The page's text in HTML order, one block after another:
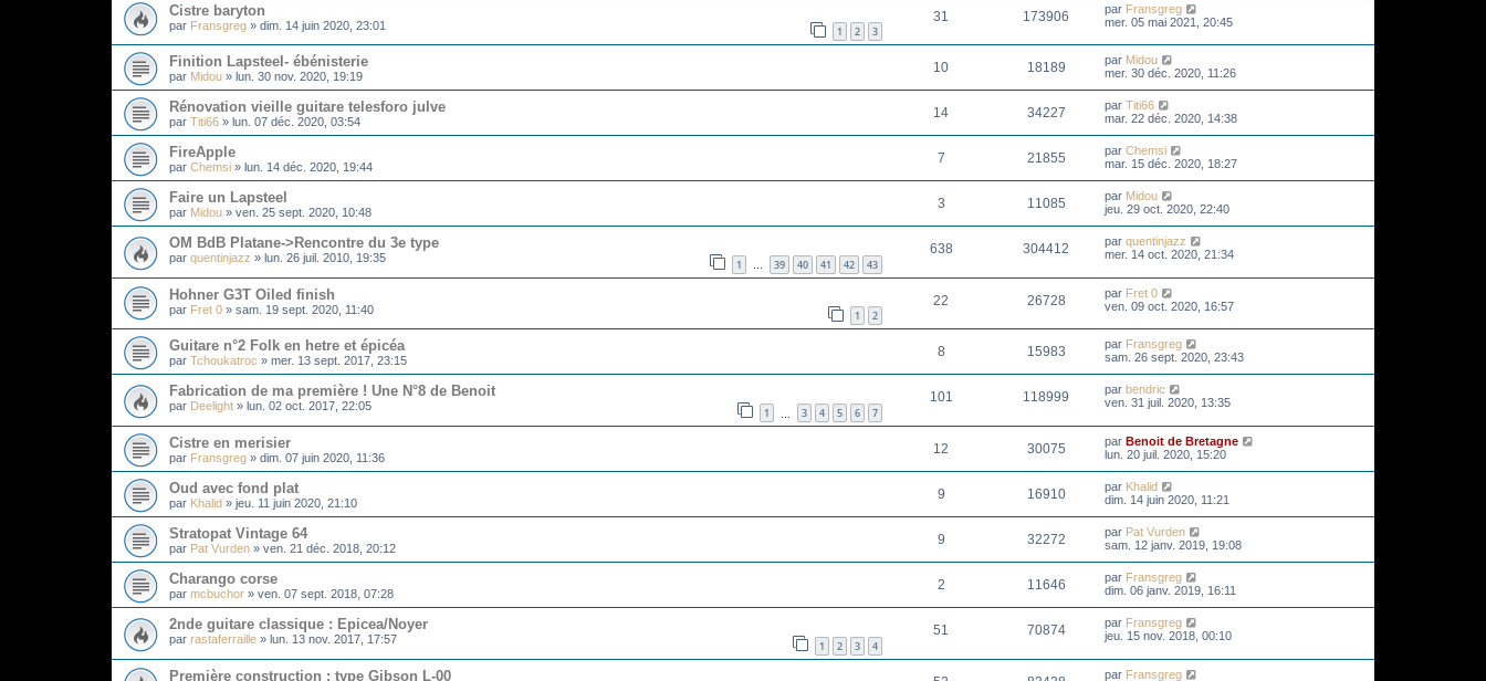
Cistre baryton
par Fransgreg » dim. 14 juin 2020, 23:01 1 2 3
31 173906 par Fransgreg
mer. 05 mai 2021, 20:45
Finition Lapsteel- ébénisterie
par Midou » lun. 30 nov. 2020, 19:19
10 18189 par Midou
mer. 30 déc. 2020, 11:26
Rénovation vieille guitare telesforo julve
par Titi66 » lun. 07 déc. 2020, 03:54
14 34227 par Titi66
mar. 22 déc. 2020, 14:38
FireApple
par Chemsi » lun. 14 déc. 2020, 19:44
7 21855 par Chemsi
mar. 15 déc. 2020, 18:27
Faire un Lapsteel
par Midou » ven. 25 sept. 2020, 10:48
3 11085 par Midou
jeu. 29 oct. 2020, 22:40
OM BdB Platane->Rencontre du 3e type
par quentinjazz » lun. 26 juil. 2010, 19:35 1 … 39 40 41 42 43
638 304412 par quentinjazz
mer. 14 oct. 2020, 21:34
Hohner G3T Oiled finish
par Fret 0 » sam. 19 sept. 2020, 11:40 1 2
22 26728 par Fret 0
ven. 09 oct. 2020, 16:57
Guitare n°2 Folk en hetre et épicéa
par Tchoukatroc » mer. 13 sept. 2017, 23:15
8 15983 par Fransgreg
sam. 26 sept. 2020, 23:43
Fabrication de ma première ! Une N°8 de Benoit
par Deelight » lun. 02 oct. 2017, 22:05 1 3 4 5 6 7
101 118999 par bendric
ven. 31 juil. 2020, 13:35
Cistre en merisier
par Fransgreg » dim. 07 juin 2020, 11:36
12 30075 par Benoit de Bretagne
lun. 20 juil. 2020, 15:20
Oud avec fond plat
par Khalid » jeu. 11 juin 2020, 21:10
9 16910 par Khalid
dim. 14 juin 2020, 11:21
Stratopat Vintage 64
par Pat Vurden » ven. 21 déc. 2018, 20:12
9 32272 par Pat Vurden
sam. 12 janv. 2019, 19:08
Charango corse
par mcbuchor » ven. 07 sept. 2018, 07:28
2 11646 par Fransgreg
dim. 06 janv. 2019, 16:11
2nde guitare classique : Epicea/Noyer
par rastaferraille » lun. 13 nov. 2017, 17:57 1 2 3 4
51 70874 par Fransgreg
jeu. 15 nov. 2018, 00:10
Première construction : type Gibson L-00 par Fransgreg